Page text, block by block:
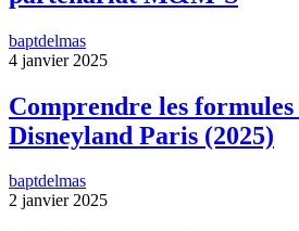
baptdelmas
4 janvier 2025
Comprendre les formules
Disneyland Paris (2025)
baptdelmas
2 janvier 2025